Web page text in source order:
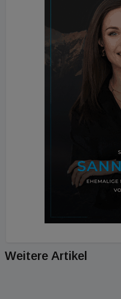
Weitere Artikel